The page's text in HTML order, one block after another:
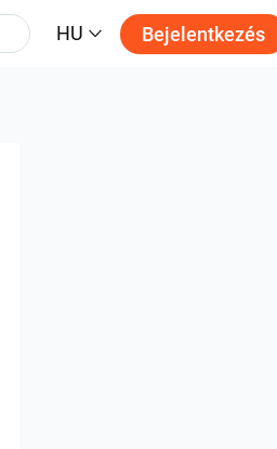
HU Bejelentkezés